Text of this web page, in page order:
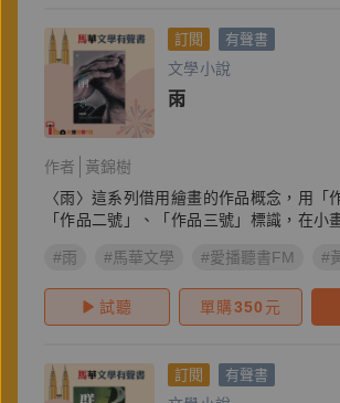
訂閱 有聲書
文學小說
雨
作者
黃錦樹
〈雨〉這系列借用繪畫的作品概念，用「
「作品二號」、「作品三號」標識，在小
#雨
#馬華文學 #愛播聽書FM #
試聽 單購350 元
訂閱 有聲書